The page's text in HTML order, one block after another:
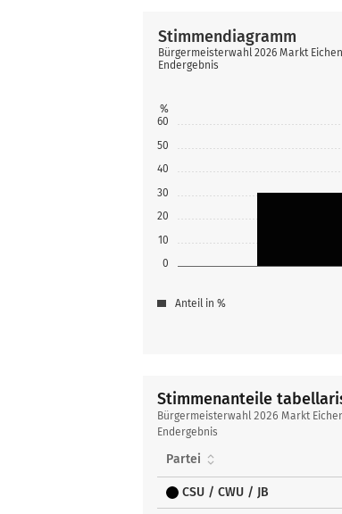
0
10
20
30
40
50
60
%
Stimmendiagramm
Bürgermeisterwahl 2026 Markt
Endergebnis
Anteil in %
Stimmenanteile
Stimmenanteile
tabellarisch
Bürgermeisterwahl 2026 Markt
Endergebnis
Partei
CSU / CWU / JB